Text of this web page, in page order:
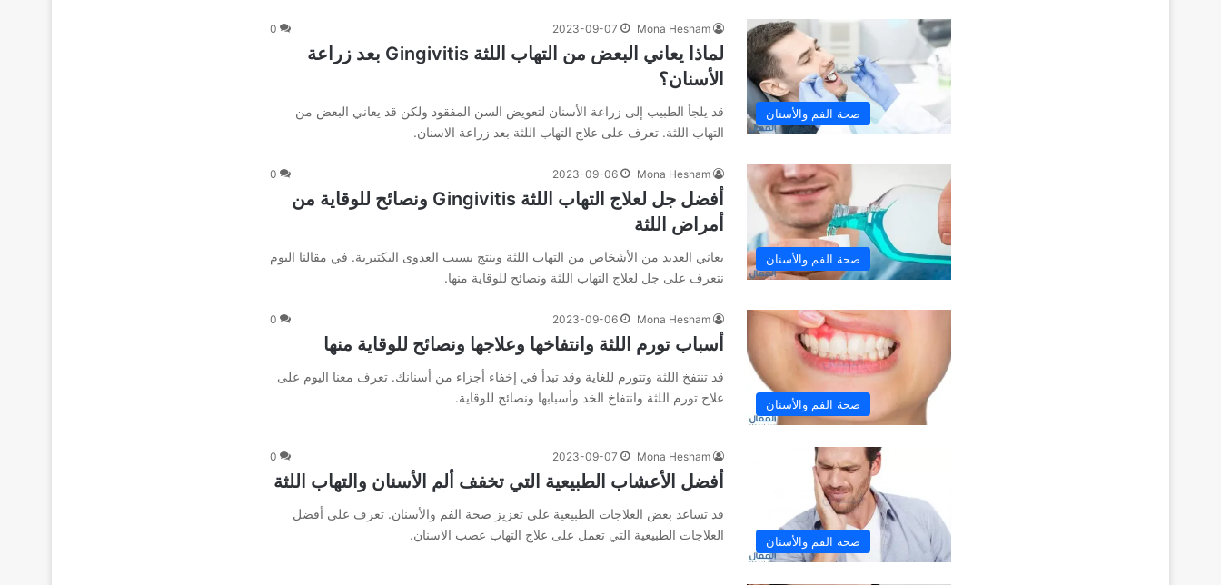
صحة الفم والأسنان
Mona Hesham
2023-09-07
0
لماذا يعاني البعض من التهاب اللثة Gingivitis بعد زراعة
الأسنان؟
قد يلجأ الطبيب إلى زراعة الأسنان لتعويض السن المفقود ولكن قد يعاني البعض من
التهاب اللثة. تعرف على علاج التهاب اللثة بعد زراعة الاسنان.
صحة الفم والأسنان
Mona Hesham
2023-09-06
0
أفضل جل لعلاج التهاب اللثة Gingivitis ونصائح للوقاية من
أمراض اللثة
يعاني العديد من الأشخاص من التهاب اللثة وينتج بسبب العدوى البكتيرية. في مقالنا اليوم
نتعرف على جل لعلاج التهاب اللثة ونصائح للوقاية منها.
صحة الفم والأسنان
Mona Hesham
2023-09-06
0
أسباب تورم اللثة وانتفاخها وعلاجها ونصائح للوقاية منها
قد تنتفخ اللثة وتتورم للغاية وقد تبدأ في إخفاء أجزاء من أسنانك. تعرف معنا اليوم على
علاج تورم اللثة وانتفاخ الخد وأسبابها ونصائح للوقاية.
صحة الفم والأسنان
Mona Hesham
2023-09-07
0
أفضل الأعشاب الطبيعية التي تخفف ألم الأسنان والتهاب اللثة
قد تساعد بعض العلاجات الطبيعية على تعزيز صحة الفم والأسنان. تعرف على أفضل
العلاجات الطبيعية التي تعمل على علاج التهاب عصب الاسنان.